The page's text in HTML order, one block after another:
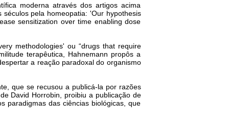
moderna através dos artigos acima
pela homeopatia: 'Our hypothesis
sensitization over time enabling dose
methodologies' ou “drugs that require
terapêutica, Hahnemann propôs a
a reação paradoxal do organismo
que se recusou a publicá-la por razões
David Horrobin, proibiu a publicação de
paradigmas das ciências biológicas, que